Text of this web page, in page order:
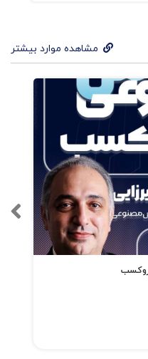
مشاهده موارد بیشتر